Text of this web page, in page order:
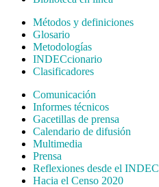
Métodos y definiciones
Glosario
Metodologías
INDECcionario
Clasificadores
Comunicación
Informes técnicos
Gacetillas de prensa
Calendario de difusión
Multimedia
Prensa
Reflexiones desde el INDEC
Hacia el Censo 2020